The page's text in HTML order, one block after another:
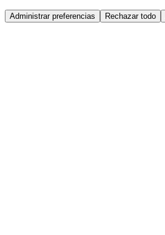
Administrar preferencias Rechazar todo